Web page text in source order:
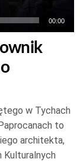
00:00
w Tychach
to
architekta,
Kulturalnych